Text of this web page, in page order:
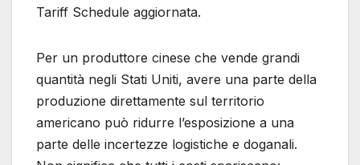
Tariff Schedule aggiornata.
Per un produttore cinese che vende grandi
quantità negli Stati Uniti, avere una parte della
produzione direttamente sul territorio
americano può ridurre l’esposizione a una
parte delle incertezze logistiche e doganali.